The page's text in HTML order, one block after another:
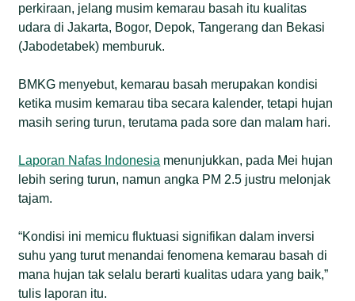
perkiraan, jelang musim kemarau basah itu kualitas
udara di Jakarta, Bogor, Depok, Tangerang dan Bekasi
(Jabodetabek) memburuk.
BMKG menyebut, kemarau basah merupakan kondisi
ketika musim kemarau tiba secara kalender, tetapi hujan
masih sering turun, terutama pada sore dan malam hari.
Laporan Nafas Indonesia menunjukkan, pada Mei hujan
lebih sering turun, namun angka PM 2.5 justru melonjak
tajam.
“Kondisi ini memicu fluktuasi signifikan dalam inversi
suhu yang turut menandai fenomena kemarau basah di
mana hujan tak selalu berarti kualitas udara yang baik,”
tulis laporan itu.